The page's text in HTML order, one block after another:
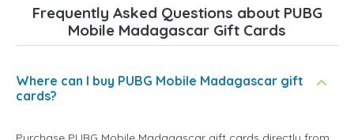
Frequently Asked Questions about PUBG
Mobile Madagascar Gift Cards
Where can I buy PUBG Mobile Madagascar gift
cards?